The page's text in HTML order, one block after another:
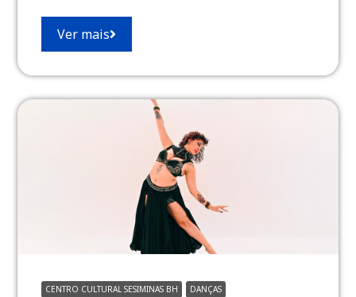
Ver mais
CENTRO CULTURAL SESIMINAS BH DANÇAS